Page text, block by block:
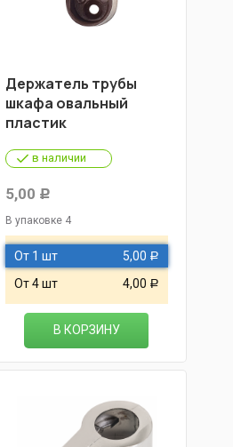
Держатель трубы
шкафа овальный
пластик
в наличии
5,00 Р
В упаковке 4
От 1 шт 5,00 Р
От 4 шт 4,00 Р
В КОРЗИНУ